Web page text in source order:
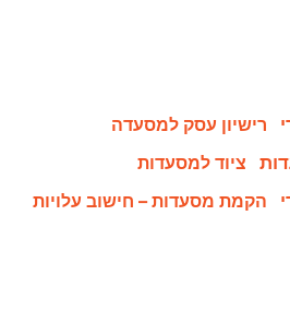
רישיון עסק למסעדה
ציוד למסעדות
הקמת מסעדות – חישוב עלויות